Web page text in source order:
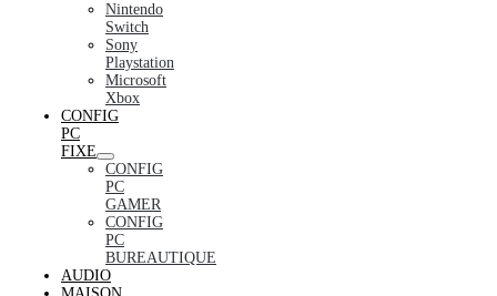
Nintendo
Switch
Sony
Playstation
Microsoft
Xbox
CONFIG
PC
FIXE
CONFIG
PC
GAMER
CONFIG
PC
BUREAUTIQUE
AUDIO